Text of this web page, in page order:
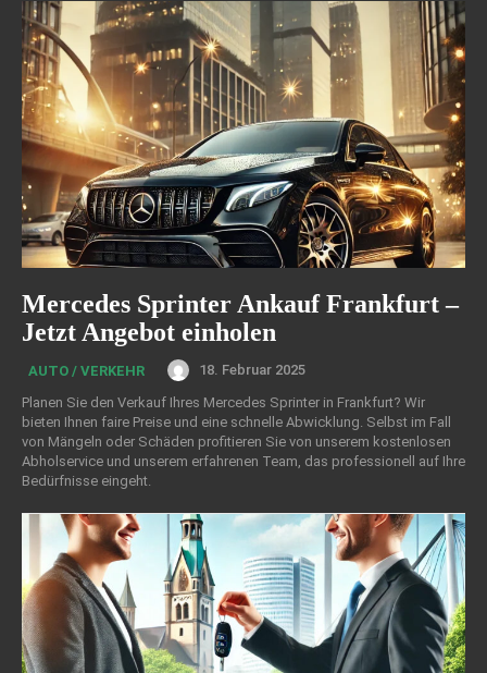
Mercedes Sprinter Ankauf Frankfurt –
Jetzt Angebot einholen
AUTO / VERKEHR
18. Februar 2025
Planen Sie den Verkauf Ihres Mercedes Sprinter in Frankfurt? Wir
bieten Ihnen faire Preise und eine schnelle Abwicklung. Selbst im Fall
von Mängeln oder Schäden profitieren Sie von unserem kostenlosen
Abholservice und unserem erfahrenen Team, das professionell auf Ihre
Bedürfnisse eingeht.